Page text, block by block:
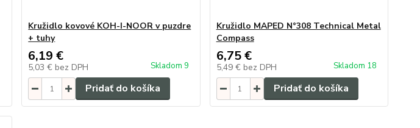
Kružidlo kovové KOH-I-NOOR v puzdre
+ tuhy
6,19 €
5,03 € bez DPH Skladom 9
Pridať do košíka
Kružidlo MAPED N°308 Technical Metal
Compass
6,75 €
5,49 € bez DPH Skladom 18
Pridať do košíka